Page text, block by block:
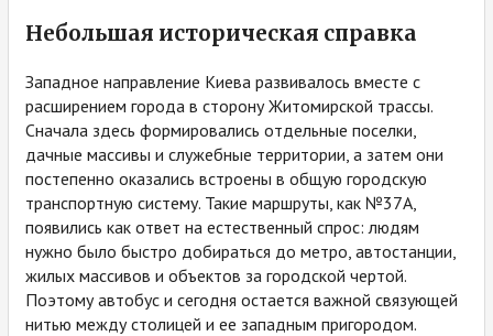
Небольшая историческая справка
Западное направление Киева развивалось вместе с
расширением города в сторону Житомирской трассы.
Сначала здесь формировались отдельные поселки,
дачные массивы и служебные территории, а затем они
постепенно оказались встроены в общую городскую
транспортную систему. Такие маршруты, как №37А,
появились как ответ на естественный спрос: людям
нужно было быстро добираться до метро, автостанции,
жилых массивов и объектов за городской чертой.
Поэтому автобус и сегодня остается важной связующей
нитью между столицей и ее западным пригородом.